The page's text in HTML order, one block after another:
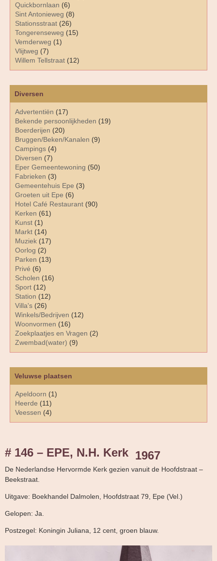
Diversen
Advertentiën (17)
Bekende persoonlijkheden (19)
Boerderijen (20)
Bruggen/Beken/Kanalen (9)
Campings (4)
Diversen (7)
Eper Gemeentewoning (50)
Fabrieken (3)
Gemeentehuis Epe (3)
Groeten uit Epe (6)
Hotel Café Restaurant (90)
Kerken (61)
Kunst (1)
Markt (14)
Muziek (17)
Oorlog (2)
Parken (13)
Privé (6)
Scholen (16)
Sport (12)
Station (12)
Villa's (26)
Winkels/Bedrijven (12)
Woonvormen (16)
Zoekplaatjes en Vragen (2)
Zwembad(water) (9)
Quickbornlaan (6)
Sint Antonieweg (8)
Stationsstraat (26)
Tongerenseweg (15)
Vemderweg (1)
Vlijtweg (7)
Willem Tellstraat (12)
Veluwse plaatsen
Apeldoorn (1)
Heerde (11)
Veessen (4)
# 146 – EPE, N.H. Kerk 1967
De Nederlandse Hervormde Kerk gezien vanuit de Hoofdstraat –
Beekstraat.
Uitgave: Boekhandel Dalmolen, Hoofdstraat 79, Epe (Vel.)
Gelopen: Ja.
Postzegel: Koningin Juliana, 12 cent, groen blauw.